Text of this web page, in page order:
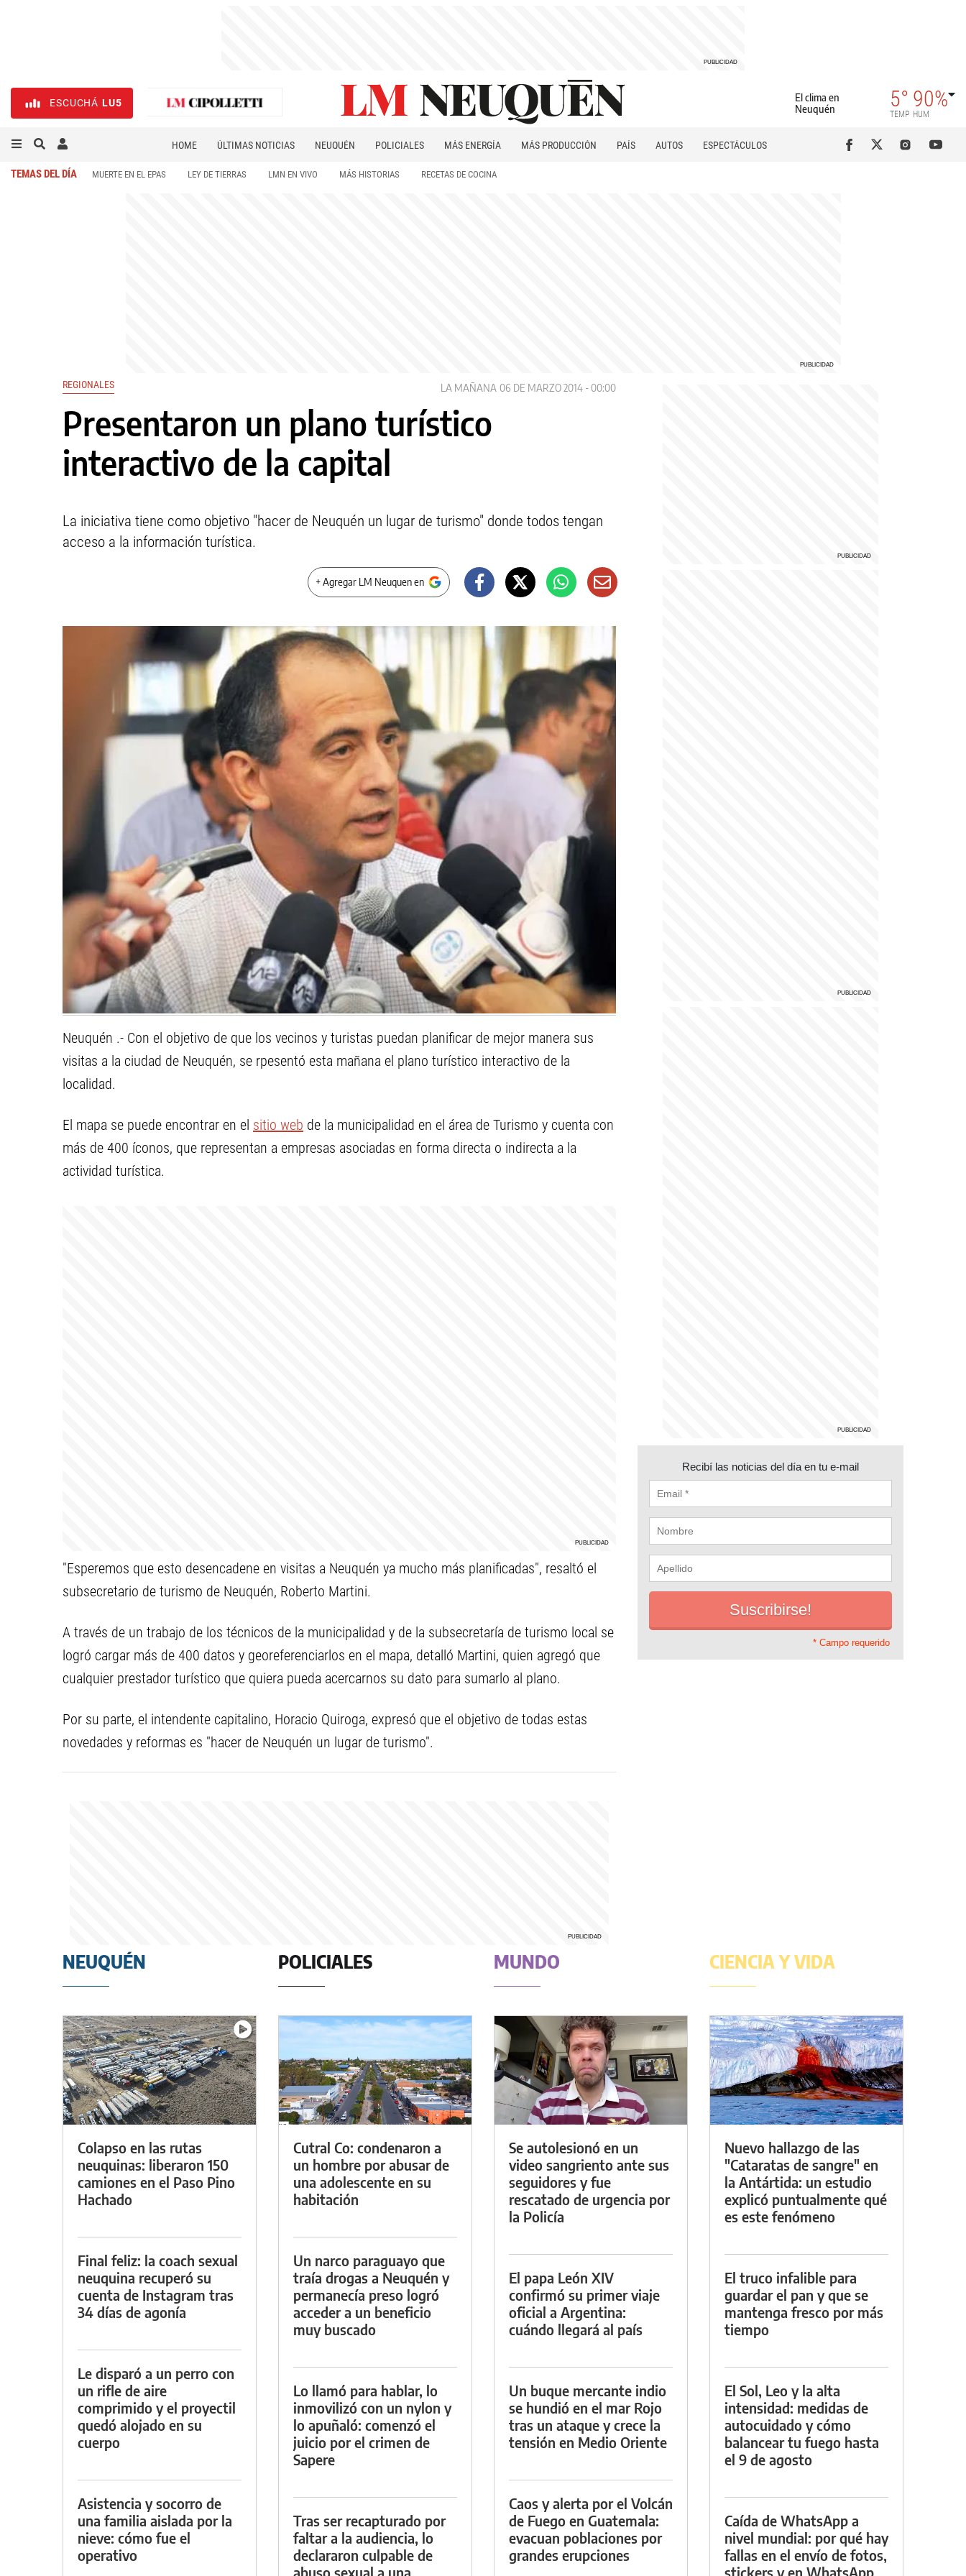
ESCUCHÁ LU5
El clima en
Neuquén
5°
TEMP
90%
HUM
HOME ÚLTIMAS NOTICIAS NEUQUÉN POLICIALES MÁS ENERGÍA MÁS PRODUCCIÓN PAÍS AUTOS
ESPECTÁCULOS
TEMAS DEL DÍA MUERTE EN EL EPAS LEY DE TIERRAS LMN EN VIVO MÁS HISTORIAS RECETAS DE COCINA
REGIONALES LA MAÑANA 06 DE MARZO 2014 - 00:00
Presentaron un plano turístico
interactivo de la capital
La iniciativa tiene como objetivo "hacer de Neuquén un lugar de turismo" donde todos tengan
acceso a la información turística.
+ Agregar LM Neuquen en
Neuquén .- Con el objetivo de que los vecinos y turistas puedan planificar de mejor manera sus
visitas a la ciudad de Neuquén, se rpesentó esta mañana el plano turístico interactivo de la
localidad.
El mapa se puede encontrar en el sitio web de la municipalidad en el área de Turismo y cuenta con
más de 400 íconos, que representan a empresas asociadas en forma directa o indirecta a la
actividad turística.
"Esperemos que esto desencadene en visitas a Neuquén ya mucho más planificadas", resaltó el
subsecretario de turismo de Neuquén, Roberto Martini.
A través de un trabajo de los técnicos de la municipalidad y de la subsecretaría de turismo local se
logró cargar más de 400 datos y georeferenciarlos en el mapa, detalló Martini, quien agregó que
cualquier prestador turístico que quiera pueda acercarnos su dato para sumarlo al plano.
Por su parte, el intendente capitalino, Horacio Quiroga, expresó que el objetivo de todas estas
novedades y reformas es "hacer de Neuquén un lugar de turismo".
Recibí las noticias del día en tu e-mail
* Campo requerido
NEUQUÉN
Colapso en las rutas
neuquinas: liberaron 150
camiones en el Paso Pino
Hachado
Final feliz: la coach sexual
neuquina recuperó su
cuenta de Instagram tras
34 días de agonía
Le disparó a un perro con
un rifle de aire
comprimido y el proyectil
quedó alojado en su
cuerpo
Asistencia y socorro de
una familia aislada por la
nieve: cómo fue el
operativo
POLICIALES
Cutral Co: condenaron a
un hombre por abusar de
una adolescente en su
habitación
Un narco paraguayo que
traía drogas a Neuquén y
permanecía preso logró
acceder a un beneficio
muy buscado
Lo llamó para hablar, lo
inmovilizó con un nylon y
lo apuñaló: comenzó el
juicio por el crimen de
Sapere
Tras ser recapturado por
faltar a la audiencia, lo
declararon culpable de
abuso sexual a una
MUNDO
Se autolesionó en un
video sangriento ante sus
seguidores y fue
rescatado de urgencia por
la Policía
El papa León XIV
confirmó su primer viaje
oficial a Argentina:
cuándo llegará al país
Un buque mercante indio
se hundió en el mar Rojo
tras un ataque y crece la
tensión en Medio Oriente
Caos y alerta por el Volcán
de Fuego en Guatemala:
evacuan poblaciones por
grandes erupciones
CIENCIA Y VIDA
Nuevo hallazgo de las
"Cataratas de sangre" en
la Antártida: un estudio
explicó puntualmente qué
es este fenómeno
El truco infalible para
guardar el pan y que se
mantenga fresco por más
tiempo
El Sol, Leo y la alta
intensidad: medidas de
autocuidado y cómo
balancear tu fuego hasta
el 9 de agosto
Caída de WhatsApp a
nivel mundial: por qué hay
fallas en el envío de fotos,
stickers y en WhatsApp